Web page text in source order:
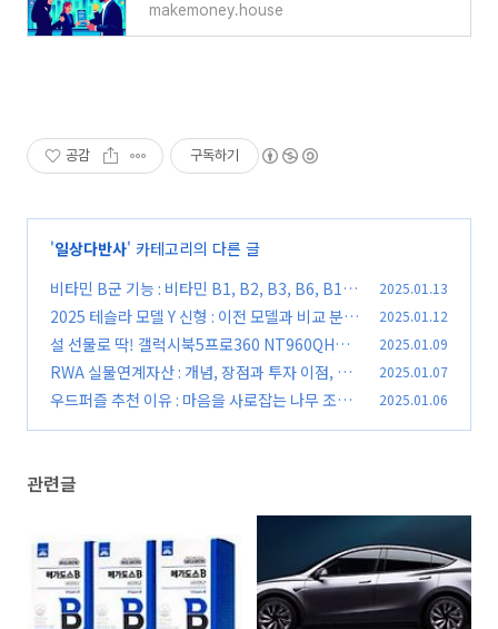
makemoney.house
공감 구독하기
'일상다반사' 카테고리의 다른 글
비타민 B군 기능 : 비타민 B1, B2, B3, B6, B12
효능부터 복용법까지 (0)
2025.01.13
2025 테슬라 모델 Y 신형 : 이전 모델과 비교 분석
(0)
2025.01.12
설 선물로 딱! 갤럭시북5프로360 NT960QHA-
K71AR 장단점 완벽 분석
(0)
2025.01.09
RWA 실물연계자산 : 개념, 장점과 투자 이점, 후
기
(0)
2025.01.07
우드퍼즐 추천 이유 : 마음을 사로잡는 나무 조각
2025.01.06
관련글